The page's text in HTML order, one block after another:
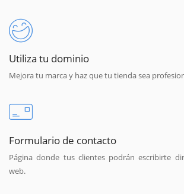
Utiliza tu dominio
Mejora tu marca y haz que tu tienda sea
Formulario de contacto
Página donde tus clientes podrán escribirte
web.